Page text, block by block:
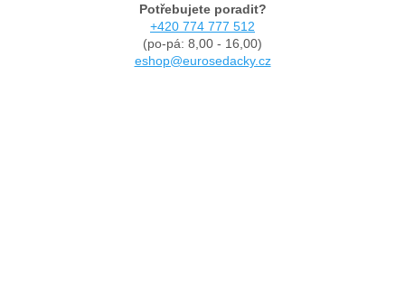
Potřebujete poradit?
+420 774 777 512
(po-pá: 8,00 - 16,00)
eshop@eurosedacky.cz